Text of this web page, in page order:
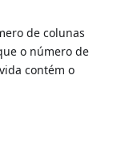
de colunas
o número de
contém o